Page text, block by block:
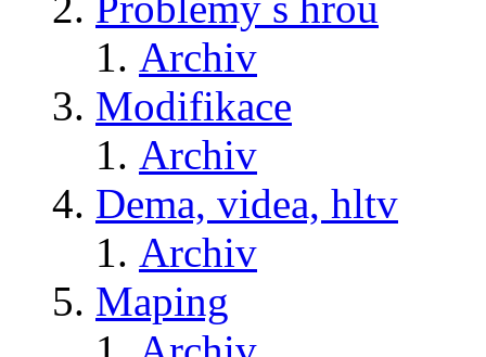
Archiv
Modifikace
Archiv
Dema, videa, hltv
Archiv
Maping